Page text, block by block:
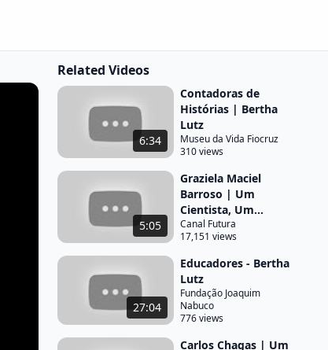
Related Videos
6:34
Contadoras de
Histórias | Bertha
Lutz
Museu da Vida Fiocruz
310 views
5:05
Graziela Maciel
Barroso | Um
Cientista, Um...
Canal Futura
17,151 views
27:04
Educadores - Bertha
Lutz
Fundação Joaquim
Nabuco
776 views
Carlos Chagas | Um